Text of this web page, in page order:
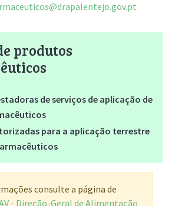
produtos
de serviços de aplicação de
para a aplicação terrestre
consulte a página de
- Direção-Geral de Alimentação